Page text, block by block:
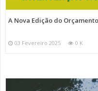
A Nova Edição do
03 Fevereiro 2025 0 K